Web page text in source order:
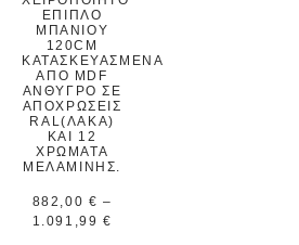
ΈΠΙΠΛΟ
ΜΠΆΝΙΟΥ
120CM
ΚΑΤΑΣΚΕΥΑΣΜΈΝΑ
ΑΠΌ MDF
ΑΝΘΥΓΡΌ ΣΕ
ΑΠΟΧΡΏΣΕΙΣ
RAL(ΛΆΚΑ)
ΚΑΙ 12
ΧΡΏΜΑΤΑ
ΜΕΛΑΜΊΝΗΣ.
882,00 € –
1.091,99 €